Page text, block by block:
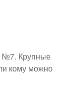
№7. Крупные
кому можно